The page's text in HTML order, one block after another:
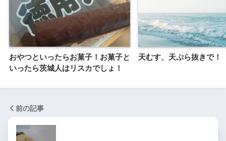
おやつといったらお菓子！お菓子と
いったら茨城人はリスカでしょ！
天むす、天ぷら抜きで！
前の記事